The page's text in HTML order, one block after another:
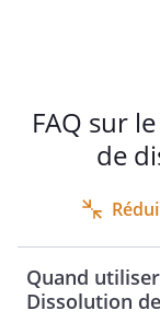
FAQ sur
de
Quand
Dissolution de